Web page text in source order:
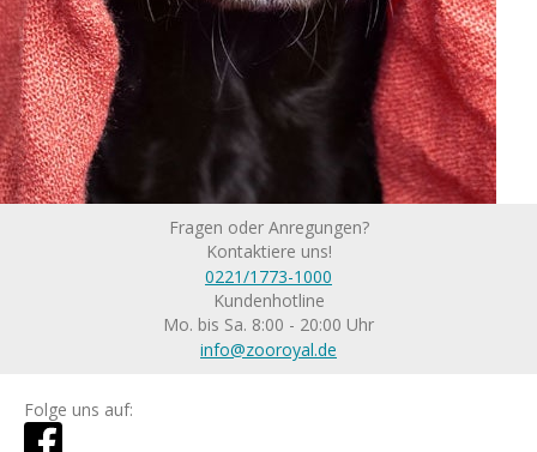
Fragen oder Anregungen?
Kontaktiere uns!
0221/1773-1000
Kundenhotline
Mo. bis Sa. 8:00 - 20:00 Uhr
info@zooroyal.de
Folge uns auf: